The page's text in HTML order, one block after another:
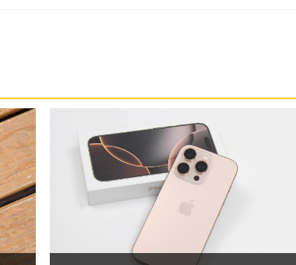
) 及 6 核心 GPU，相較 iPhone 15 Pro 的 CPU 最
速度。支援 25W MagSafe 無線充電、7.5W Qi 無
Apple Intelligence 生成式 AI 應用，除了可以幫助
、清除相片背景物件等，同時也能搭配 Siri 實現更
最初僅適用於美式英文，後續會陸續更新支援的語
計 2025 年推出。
萬畫素主鏡頭 + 4,800 萬畫素超廣角鏡頭 +